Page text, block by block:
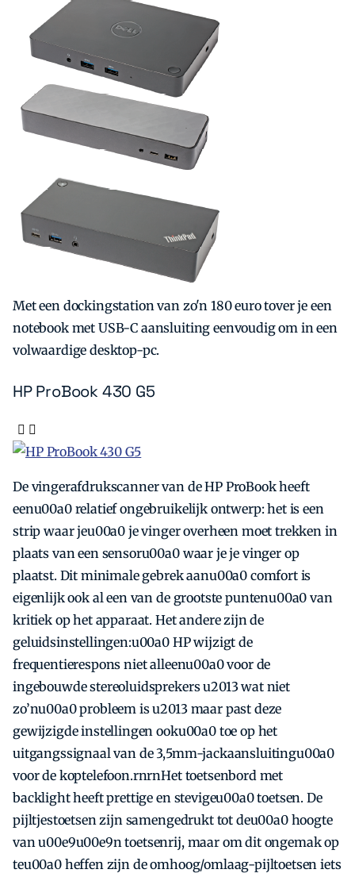
Met een dockingstation van zo'n 180 euro tover je een
notebook met USB-C aansluiting eenvoudig om in een
volwaardige desktop-pc.
HP ProBook 430 G5
De vingerafdrukscanner van de HP ProBook heeft
eenu00a0 relatief ongebruikelijk ontwerp: het is een
strip waar jeu00a0 je vinger overheen moet trekken in
plaats van een sensoru00a0 waar je je vinger op
plaatst. Dit minimale gebrek aanu00a0 comfort is
eigenlijk ook al een van de grootste puntenu00a0 van
kritiek op het apparaat. Het andere zijn de
geluidsinstellingen:u00a0 HP wijzigt de
frequentierespons niet alleenu00a0 voor de
ingebouwde stereoluidsprekers u2013 wat niet
zo’nu00a0 probleem is u2013 maar past deze
gewijzigde instellingen ooku00a0 toe op het
uitgangssignaal van de 3,5mm-jackaansluitingu00a0
voor de koptelefoon.rnrnHet toetsenbord met
backlight heeft prettige en stevigeu00a0 toetsen. De
pijltjestoetsen zijn samengedrukt tot deu00a0 hoogte
van u00e9u00e9n toetsenrij, maar om dit ongemak op
teu00a0 heffen zijn de omhoog/omlaag-pijltoetsen iets